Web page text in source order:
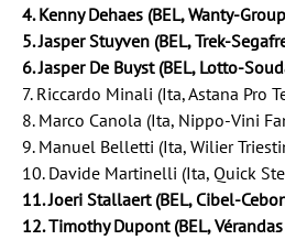
4. Kenny Dehaes (BEL, Wanty-
5. Jasper Stuyven (BEL, Trek-
6. Jasper De Buyst (BEL, Lotto-
7. Riccardo Minali (Ita, Astana Pro
8. Marco Canola (Ita, Nippo-Vini
9. Manuel Belletti (Ita, Wilier
10. Davide Martinelli (Ita, Quick
11. Joeri Stallaert (BEL, Cibel-
12. Timothy Dupont (BEL,